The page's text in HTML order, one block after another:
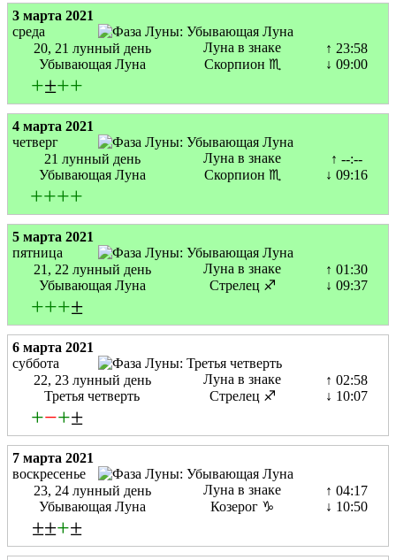
3 марта 2021
среда
20, 21 лунный день
Убывающая Луна
Луна в знаке
Скорпион ♏
↑ 23:58
↓ 09:00
+±++
4 марта 2021
четверг
21 лунный день
Убывающая Луна
Луна в знаке
Скорпион ♏
↑ --:--
↓ 09:16
++++
5 марта 2021
пятница
21, 22 лунный день
Убывающая Луна
Луна в знаке
Стрелец ♐
↑ 01:30
↓ 09:37
+++±
6 марта 2021
суббота
22, 23 лунный день
Третья четверть
Луна в знаке
Стрелец ♐
↑ 02:58
↓ 10:07
+−+±
7 марта 2021
воскресенье
23, 24 лунный день
Убывающая Луна
Луна в знаке
Козерог ♑
↑ 04:17
↓ 10:50
±±+±